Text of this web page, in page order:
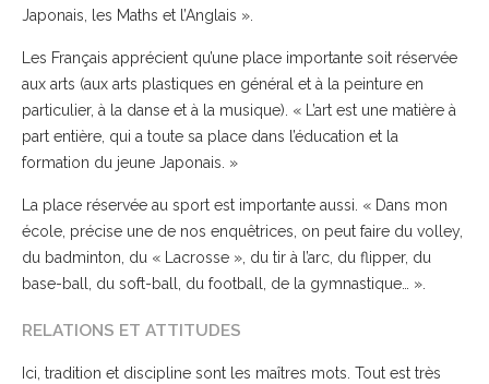
Japonais, les Maths et l’Anglais ».
Les Français apprécient qu’une place importante soit réservée
aux arts (aux arts plastiques en général et à la peinture en
particulier, à la danse et à la musique). « L’art est une matière à
part entière, qui a toute sa place dans l’éducation et la
formation du jeune Japonais. »
La place réservée au sport est importante aussi. « Dans mon
école, précise une de nos enquêtrices, on peut faire du volley,
du badminton, du « Lacrosse », du tir à l’arc, du flipper, du
base-ball, du soft-ball, du football, de la gymnastique… ».
RELATIONS ET ATTITUDES
Ici, tradition et discipline sont les maîtres mots. Tout est très